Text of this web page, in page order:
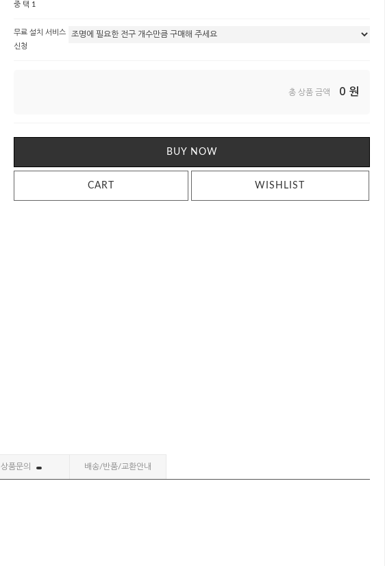
중 택 1
무료 설치 서비스
신청
총 상품 금액 0 원
BUY NOW
CART WISHLIST
상품문의 배송/반품/교환안내